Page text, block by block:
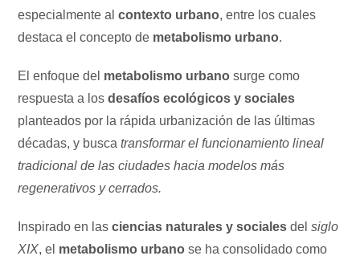
especialmente alcontexto urbano, entre los cuales
destaca el concepto de metabolismo urbano.
El enfoque del metabolismo urbano surge como
respuesta a losdesafíos ecológicos y sociales
planteados por la rápida urbanización de las últimas
décadas, y busca transformar el funcionamiento lineal
tradicional de las ciudades hacia modelos más
regenerativos y cerrados.
Inspirado en lasciencias naturales y sociales delsiglo
XIX, el metabolismo urbano se ha consolidado como